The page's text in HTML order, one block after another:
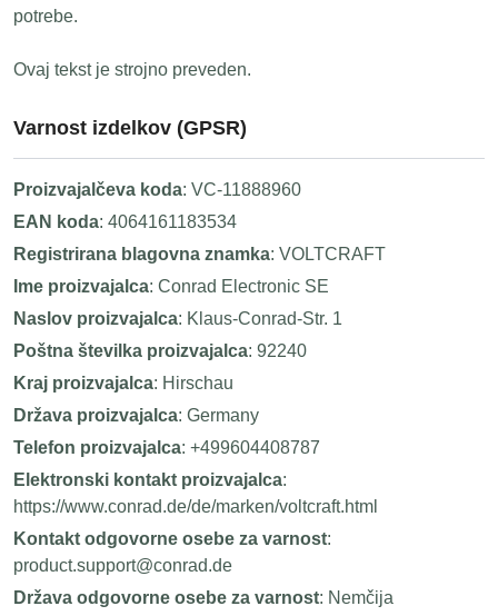
potrebe.
Ovaj tekst je strojno preveden.
Varnost izdelkov (GPSR)
Proizvajalčeva koda: VC-11888960
EAN koda: 4064161183534
Registrirana blagovna znamka: VOLTCRAFT
Ime proizvajalca: Conrad Electronic SE
Naslov proizvajalca: Klaus-Conrad-Str. 1
Poštna številka proizvajalca: 92240
Kraj proizvajalca: Hirschau
Država proizvajalca: Germany
Telefon proizvajalca: +499604408787
Elektronski kontakt proizvajalca:
https://www.conrad.de/de/marken/voltcraft.html
Kontakt odgovorne osebe za varnost:
product.support@conrad.de
Država odgovorne osebe za varnost: Nemčija